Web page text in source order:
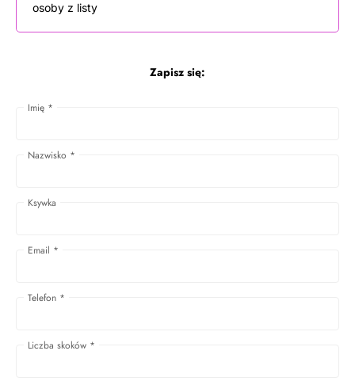
osoby z listy
Zapisz się:
Imię *
Nazwisko *
Ksywka
Email *
Telefon *
Liczba skoków *